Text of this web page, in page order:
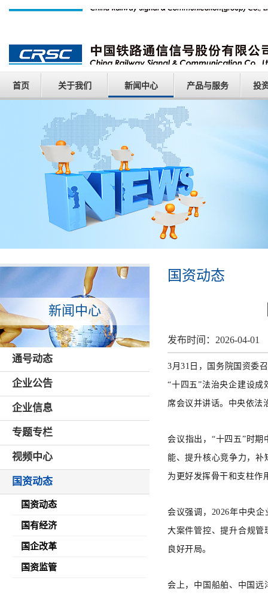
首页 关于我们 新闻中心 产品与服务 投
新闻中心
通号动态
企业公告
企业信息
专题专栏
视频中心
国资动态
国资动态
国有经济
国企改革
国资监管
国资动态
发布时间： 2026-04-01
3月31 日， 国务院国资委
“十四五”法治央企建设成
席会议并讲话。 中央依法
会议指出，“十四五”时
能、提升核心竞争力，
为更好发挥骨干和支柱作
会议强调，2026年中央
大案件管控、提升合规管
良好开局。
会上，中国船舶、中国远